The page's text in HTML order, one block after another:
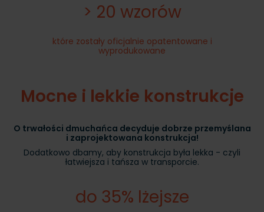
> 20 wzorów
które zostały oficjalnie opatentowane i
wyprodukowane
Mocne i lekkie konstrukcje
O trwałości dmuchańca decyduje dobrze przemyślana
i zaprojektowana konstrukcja!
Dodatkowo dbamy, aby konstrukcja była lekka - czyli
łatwiejsza i tańsza w transporcie.
do 35% lżejsze